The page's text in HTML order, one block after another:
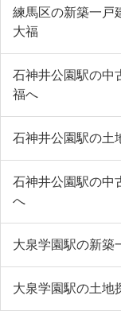
練馬区の新築一戸
大福
石神井公園駅の中
福へ
石神井公園駅の土
石神井公園駅の中
へ
大泉学園駅の新築
大泉学園駅の土地